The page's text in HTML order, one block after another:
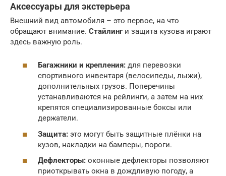
Аксессуары для экстерьера
Внешний вид автомобиля – это первое, на что
обращают внимание. Стайлинги защита кузова играют
здесь важную роль.
Багажники и крепления: для перевозки
спортивного инвентаря (велосипеды, лыжи),
дополнительных грузов. Поперечины
устанавливаются на рейлинги, а затем на них
крепятся специализированные боксы или
держатели.
Защита: это могут быть защитные плёнки на
кузов, накладки на бамперы, пороги.
Дефлекторы: оконные дефлекторы позволяют
приоткрывать окна в дождливую погоду, а